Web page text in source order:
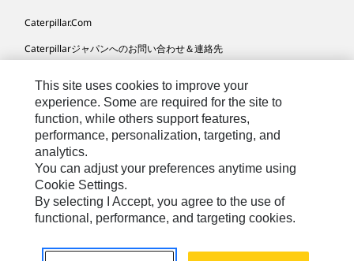
Caterpillar.com
Caterpillarジャパンへのお問い合わせ＆連絡先
サイト･マップ
Cookie Settings
法的事項
プライバシー
Caterpillar © 2026. All Rights Reserved. （無断複写･転
This site uses cookies to improve your
experience. Some are required for the site to
function, while others support features,
performance, personalization, targeting, and
analytics.
You can adjust your preferences anytime using
Cookie Settings.
By selecting I Accept, you agree to the use of
functional, performance, and targeting cookies.